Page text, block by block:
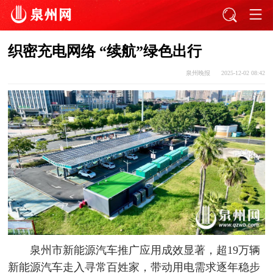
织密充电网络 “续航”绿色出行
泉州晚报 2025-12-02 08:42
泉州市新能源汽车推广应用成效显著，超19万辆
新能源汽车走入寻常百姓家，带动用电需求逐年稳步